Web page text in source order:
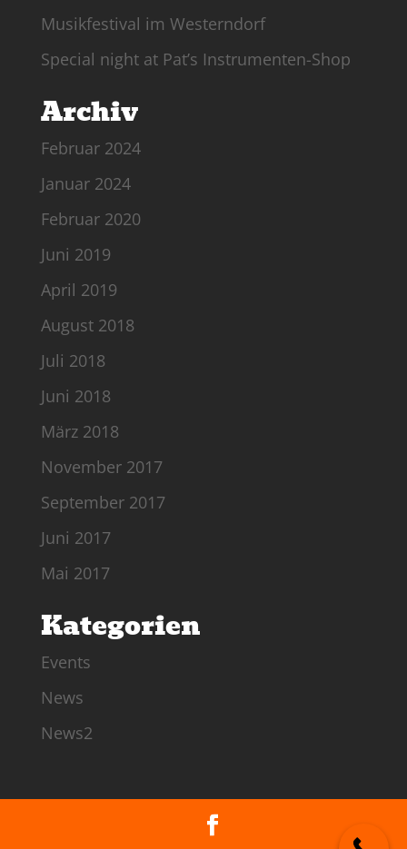
Musikfestival im Westerndorf
Special night at Pat’s Instrumenten-Shop
Archiv
Februar 2024
Januar 2024
Februar 2020
Juni 2019
April 2019
August 2018
Juli 2018
Juni 2018
März 2018
November 2017
September 2017
Juni 2017
Mai 2017
Kategorien
Events
News
News2